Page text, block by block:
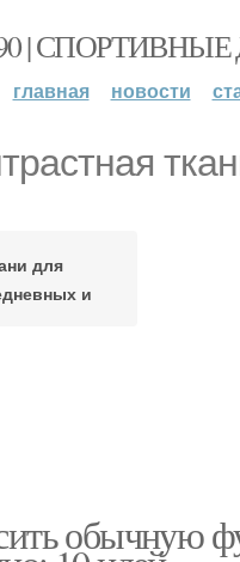
90 |
главная новости
для
и
обычную